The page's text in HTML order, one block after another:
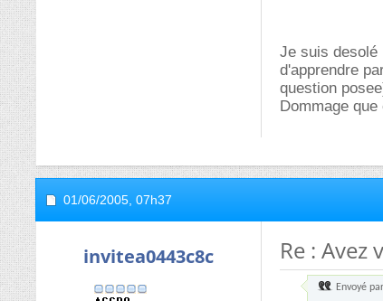
Je suis desolé
d'apprendre
question
Dommage
01/06/2005, 07h37
invitea0443c8c Re : Avez
Envoyé par